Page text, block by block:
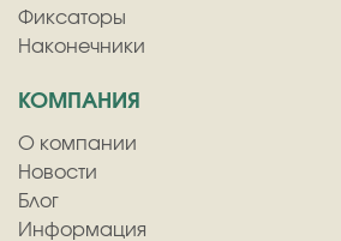
Фиксаторы
Наконечники
КОМПАНИЯ
О компании
Новости
Блог
Информация